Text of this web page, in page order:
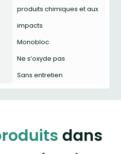
produits chimiques et aux
impacts
Monobloc
Ne s’oxyde pas
Sans entretien
dans